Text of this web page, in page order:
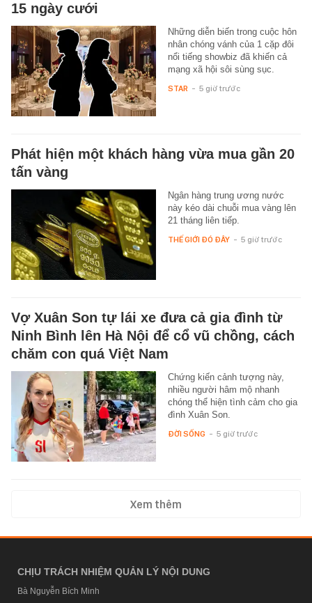
15 ngày cưới
Những diễn biến trong cuộc hôn
nhân chóng vánh của 1 cặp đôi
nổi tiếng showbiz đã khiến cả
mạng xã hội sôi sùng sục.
STAR - 5 giờ trước
Phát hiện một khách hàng vừa mua gần 20
tấn vàng
Ngân hàng trung ương nước
này kéo dài chuỗi mua vàng lên
21 tháng liên tiếp.
THẾ GIỚI ĐÓ ĐÂY - 5 giờ trước
Vợ Xuân Son tự lái xe đưa cả gia đình từ
Ninh Bình lên Hà Nội để cổ vũ chồng, cách
chăm con quá Việt Nam
Chứng kiến cảnh tượng này,
nhiều người hâm mộ nhanh
chóng thể hiện tình cảm cho gia
đình Xuân Son.
ĐỜI SỐNG - 5 giờ trước
Xem thêm
CHỊU TRÁCH NHIỆM QUẢN LÝ NỘI DUNG
Bà Nguyễn Bích Minh